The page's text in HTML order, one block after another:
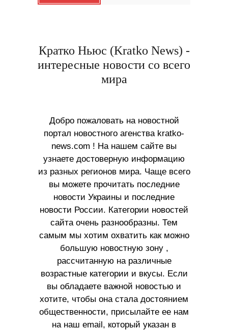
Кратко Ньюс (Kratko News) -
интересные новости со всего
мира
Добро пожаловать на новостной
портал новостного агенства kratko-
news.com ! На нашем сайте вы
узнаете достоверную информацию
из разных регионов мира. Чаще всего
вы можете прочитать последние
новости Украины и последние
новости России. Категории новостей
сайта очень разнообразны. Тем
самым мы хотим охватить как можно
большую новостную зону ,
рассчитанную на различные
возрастные категории и вкусы. Если
вы обладаете важной новостью и
хотите, чтобы она стала достоянием
общественности, присылайте ее нам
на наш email, который указан в